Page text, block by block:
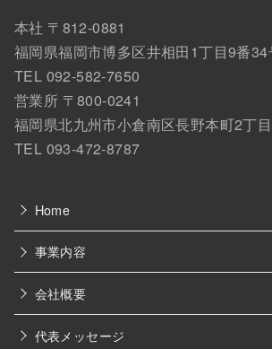
本社 〒812-0881
福岡県福岡市博多区井相田1丁目9番34
TEL 092-582-7650
営業所 〒800-0241
福岡県北九州市小倉南区長野本町2丁
TEL 093-472-8787
Home
事業内容
会社概要
代表メッセージ